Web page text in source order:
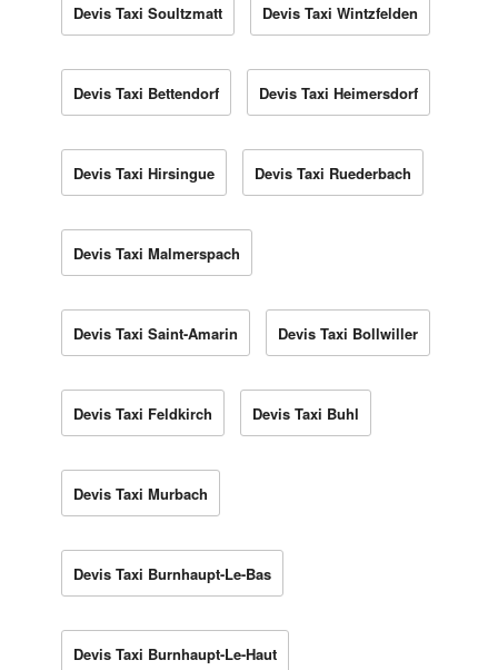
Devis Taxi Soultzmatt Devis Taxi Wintzfelden
Devis Taxi Bettendorf Devis Taxi Heimersdorf
Devis Taxi Hirsingue Devis Taxi Ruederbach
Devis Taxi Malmerspach
Devis Taxi Saint-Amarin Devis Taxi Bollwiller
Devis Taxi Feldkirch Devis Taxi Buhl
Devis Taxi Murbach
Devis Taxi Burnhaupt-Le-Bas
Devis Taxi Burnhaupt-Le-Haut